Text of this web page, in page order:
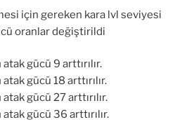
için gereken kara lvl seviyesi
oranlar değiştirildi
gücü 9 arttırılır.
gücü 18 arttırılır.
gücü 27 arttırılır.
gücü 36 arttırılır.